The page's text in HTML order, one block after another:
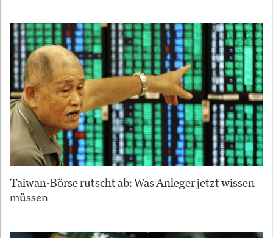
Taiwan-Börse rutscht ab: Was Anleger jetzt wissen
müssen